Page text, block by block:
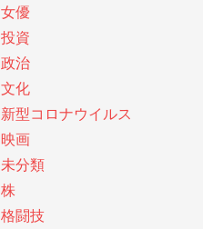
女優
投資
政治
文化
新型コロナウイルス
映画
未分類
株
格闘技